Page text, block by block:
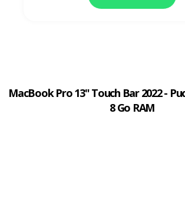
MacBook Pro 13" Touch Bar 2022 -
8 Go RAM